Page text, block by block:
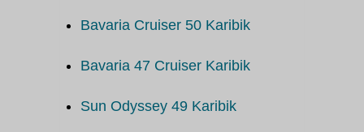
Bavaria Cruiser 50 Karibik
Bavaria 47 Cruiser Karibik
Sun Odyssey 49 Karibik